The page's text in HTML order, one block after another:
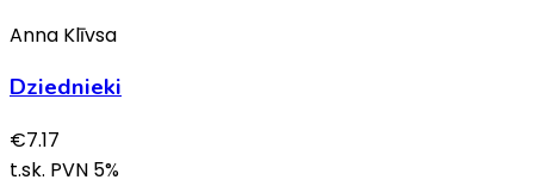
Anna Klīvsa
Dziednieki
€7.17
t.sk. PVN 5%